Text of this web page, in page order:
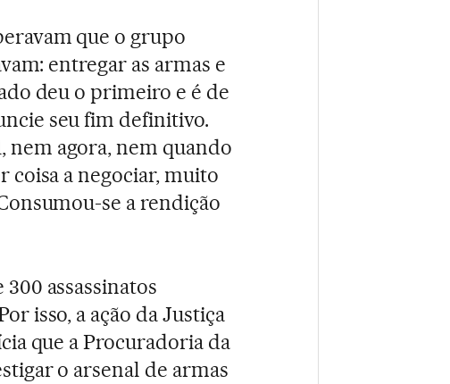
que o grupo
entregar as armas e
deu o primeiro e é de
seu fim definitivo.
nem agora, nem quando
coisa a negociar, muito
se a rendição
assassinatos
isso, a ação da Justiça
que a Procuradoria da
o arsenal de armas